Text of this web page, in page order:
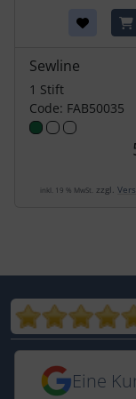
Sewline
1 Stift
Code: FAB50035
inkl. 19 % MwSt. zzgl.
5 von 5
Eine